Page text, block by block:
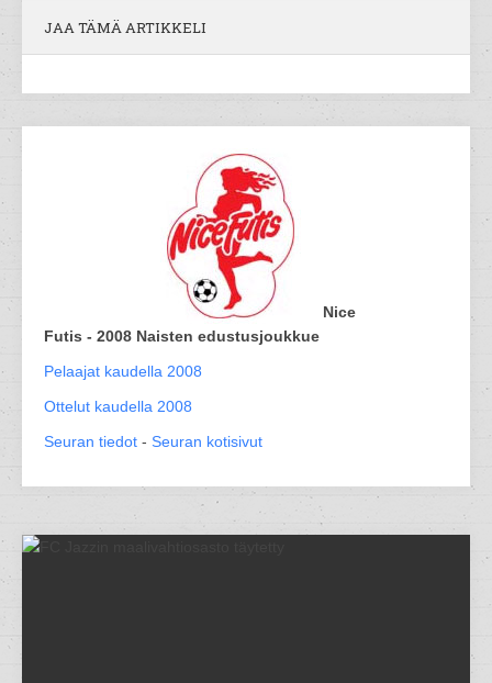
JAA TÄMÄ ARTIKKELI
Nice
Futis - 2008 Naisten edustusjoukkue
Pelaajat kaudella 2008
Ottelut kaudella 2008
Seuran tiedot - Seuran kotisivut